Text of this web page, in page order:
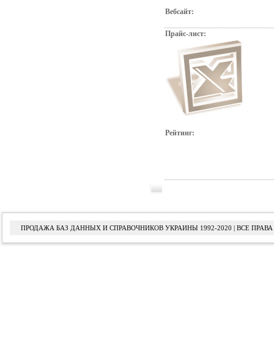
Вебсайт:
Прайс-лист:
Рейтинг:
ПРОДАЖА БАЗ ДАННЫХ И СПРАВОЧНИКОВ УКРАИНЫ 1992-2020 | ВСЕ